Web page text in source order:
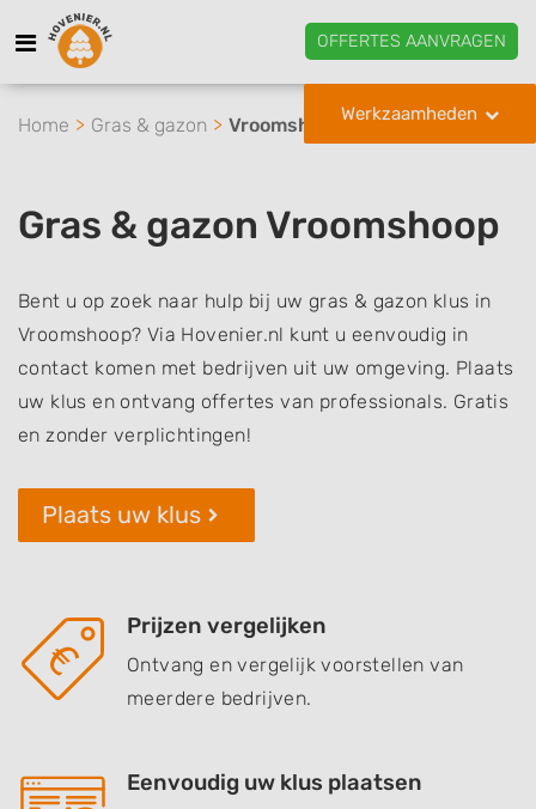
OFFERTES AANVRAGEN
Werkzaamheden
Home Gras & gazon Vroomshoop
Gras & gazon Vroomshoop
Bent u op zoek naar hulp bij uw gras & gazon klus in
Vroomshoop? Via Hovenier.nl kunt u eenvoudig in
contact komen met bedrijven uit uw omgeving. Plaats
uw klus en ontvang offertes van professionals. Gratis
en zonder verplichtingen!
Plaats uw klus
Prijzen vergelijken
Ontvang en vergelijk voorstellen van
meerdere bedrijven.
Eenvoudig uw klus plaatsen